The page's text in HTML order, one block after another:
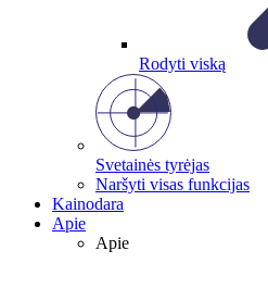
Rodyti viską
Svetainės tyrėjas
Naršyti visas funkcijas
Kainodara
Apie
Apie